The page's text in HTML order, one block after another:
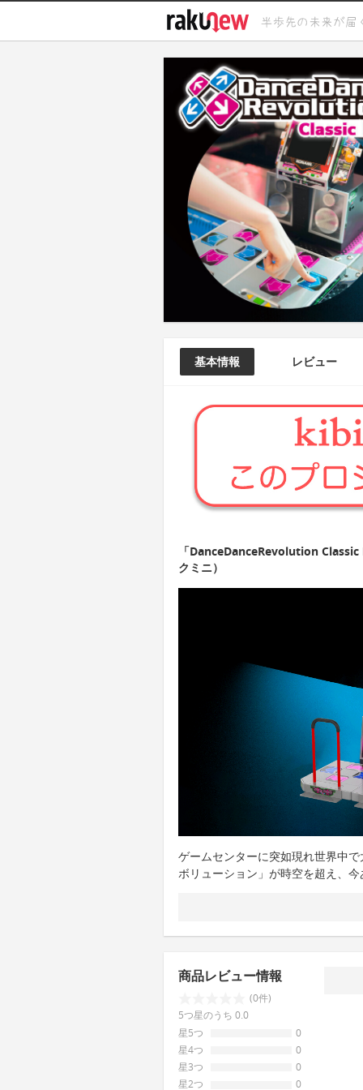
基本情報 レビュー
「DanceDanceRevolution
クミニ）
ゲームセンターに突如現れ世界中
ボリューション」が時空を超え、
商品レビュー情報
(0件)
5つ星のうち 0.0
星5つ
0
星4つ
0
星3つ
0
星2つ
0